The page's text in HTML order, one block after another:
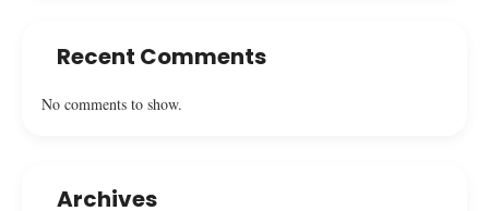
Recent Comments
No comments to show.
Archives